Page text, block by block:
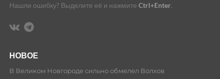
Нашли ошибку? Выделите её и нажмите Ctrl+Enter.
НОВОЕ
В Великом Новгороде сильно обмелел Волхов